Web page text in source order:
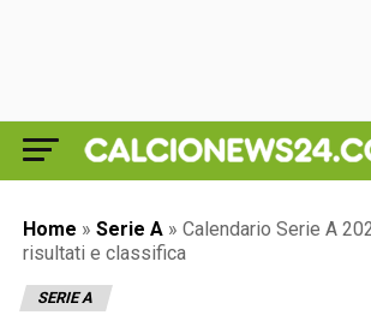
Home » Serie A » Calendario Serie A
risultati e classifica
SERIE A